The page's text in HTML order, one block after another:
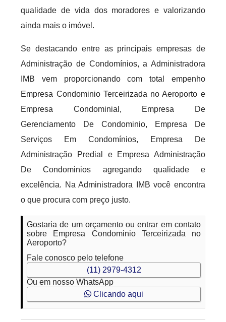
qualidade de vida dos moradores e valorizando
ainda mais o imóvel.
Se destacando entre as principais empresas de
Administração de Condomínios, a Administradora
IMB vem proporcionando com total empenho
Empresa Condominio Terceirizada no Aeroporto e
Empresa Condominial, Empresa De
Gerenciamento De Condominio, Empresa De
Serviços Em Condomínios, Empresa De
Administração Predial e Empresa Administração
De Condominios agregando qualidade e
excelência. Na Administradora IMB você encontra
o que procura com preço justo.
Gostaria de um orçamento ou entrar em contato
sobre Empresa Condominio Terceirizada no
Aeroporto?
Fale conosco pelo telefone
(11) 2979-4312
Ou em nosso WhatsApp
Clicando aqui